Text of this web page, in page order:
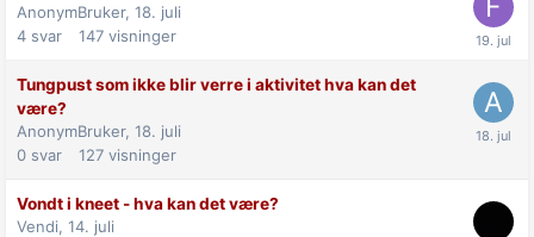
AnonymBruker, 18. juli
4 svar 147 visninger
Tungpust som ikke blir verre i aktivitet hva kan det
være?
AnonymBruker, 18. juli
0 svar 127 visninger
Vondt i kneet - hva kan det være?
Vendi, 14. juli